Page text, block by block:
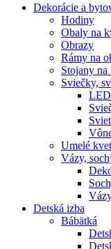
Dekorácie a
Hodiny
Obaly na
Obrazy
Rámy na
Stojany na
Sviečky,
Umelé
Vázy,
Detská izba
Bábätká